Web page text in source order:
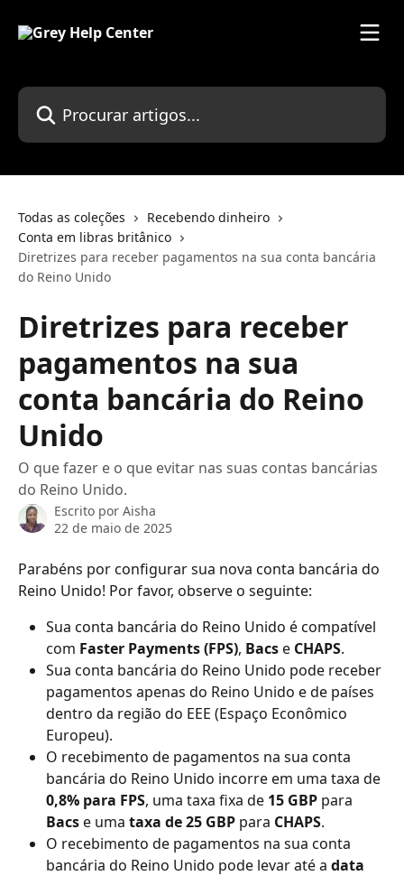
Procurar artigos...
Todas as coleções
Recebendo dinheiro
Conta em libras britânico
Diretrizes para receber pagamentos na sua conta bancária
do Reino Unido
Diretrizes para receber
pagamentos na sua
conta bancária do Reino
Unido
O que fazer e o que evitar nas suas contas bancárias
do Reino Unido.
Escrito por Aisha
22 de maio de 2025
Parabéns por configurar sua nova conta bancária do
Reino Unido! Por favor, observe o seguinte:
Sua conta bancária do Reino Unido é compatível
com Faster Payments (FPS), Bacs e CHAPS.
Sua conta bancária do Reino Unido pode receber
pagamentos apenas do Reino Unido e de países
dentro da região do EEE (Espaço Econômico
Europeu).
O recebimento de pagamentos na sua conta
bancária do Reino Unido incorre em uma taxa de
0,8% para FPS, uma taxa fixa de 15 GBP para
Bacs e uma taxa de 25 GBP para CHAPS.
O recebimento de pagamentos na sua conta
bancária do Reino Unido pode levar até a data